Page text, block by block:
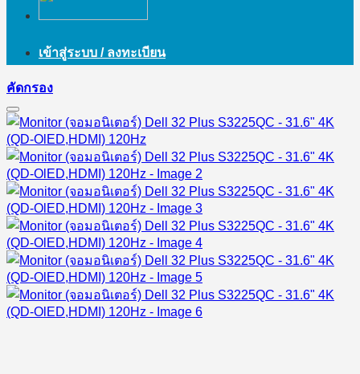
เข้าสู่ระบบ / ลงทะเบียน
คัดกรอง